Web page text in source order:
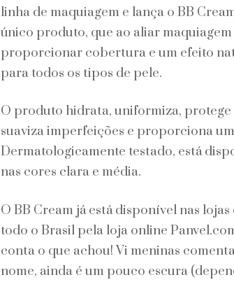
linha de maquiagem e lança o BB
único produto, que ao aliar
proporcionar cobertura e um efeito
para todos os tipos de pele.
O produto hidrata, uniformiza, protege
suaviza imperfeições e proporciona
Dermatologicamente testado, está
nas cores clara e média.
O BB Cream já está disponível nas lojas
todo o Brasil pela loja online
conta o que achou! Vi meninas
nome, ainda é um pouco escura